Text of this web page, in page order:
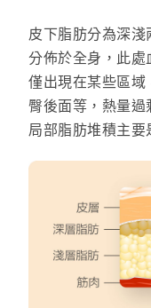
皮下脂肪分為深淺
分佈於全身，此處
僅出現在某些區域
臀後面等，熱量過
局部脂肪堆積主要